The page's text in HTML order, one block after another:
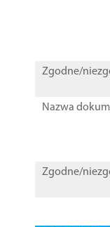
Zgodne/
Nazwa
Zgodne/